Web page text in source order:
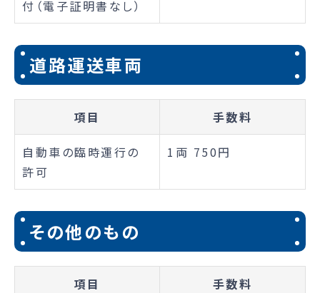
付（電子証明書なし）
道路運送車両
項目 手数料
自動車の臨時運行の
許可
1両 750円
その他のもの
項目 手数料